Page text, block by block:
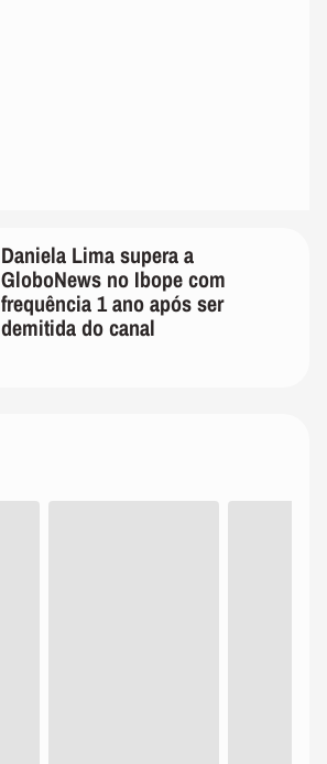
Daniela Lima supera a
GloboNews no Ibope com
frequência 1 ano após ser
demitida do canal